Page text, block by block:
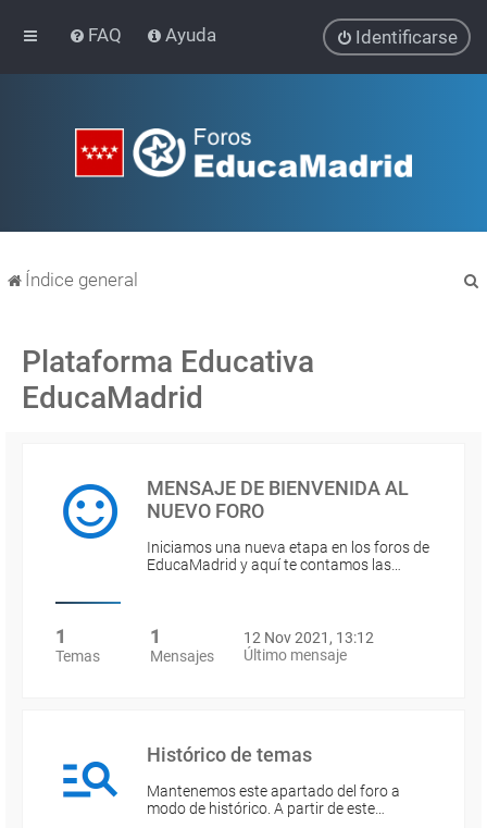
FAQ Ayuda Identificarse
Índice general
Plataforma Educativa
EducaMadrid
MENSAJE DE BIENVENIDA AL
NUEVO FORO
Iniciamos una nueva etapa en los foros de
EducaMadrid y aquí te contamos las…
1
Temas
1
Mensajes
12 Nov 2021, 13:12
Último mensaje
Histórico de temas
Mantenemos este apartado del foro a
modo de histórico. A partir de este…